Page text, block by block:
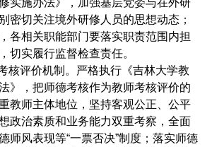
实施办法》，加强基层党委与在外研
密切关注境外研修人员的思想动态；
各相关职能部门要落实职责范围内担
切实履行监督检查责任。
核评价机制。严格执行《吉林大学教
》，把师德考核作为教师考核评价的
教师主体地位，坚持客观公正、公平
政治素质和业务能力双重考察，全面
师风表现等“一票否决”制度；落实师德